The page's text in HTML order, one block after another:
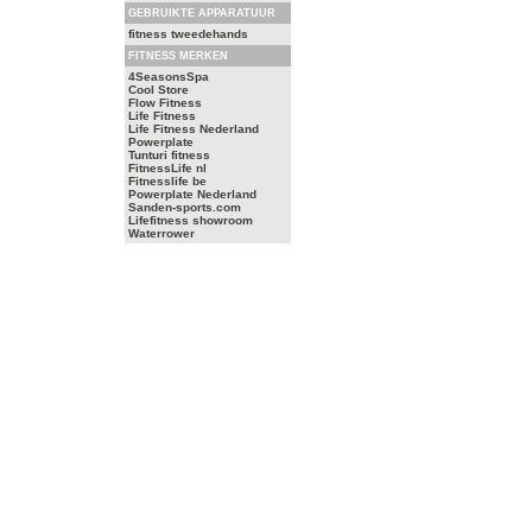
GEBRUIKTE APPARATUUR
fitness tweedehands
FITNESS MERKEN
4SeasonsSpa
Cool Store
Flow Fitness
Life Fitness
Life Fitness Nederland
Powerplate
Tunturi fitness
FitnessLife nl
Fitnesslife be
Powerplate Nederland
Sanden-sports.com
Lifefitness showroom
Waterrower